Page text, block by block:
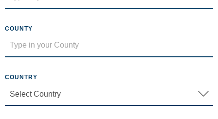
COUNTY
COUNTRY